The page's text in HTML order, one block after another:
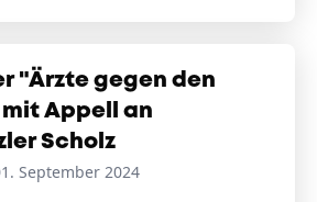
"Ärzte gegen den
Appell an
Scholz
September 2024